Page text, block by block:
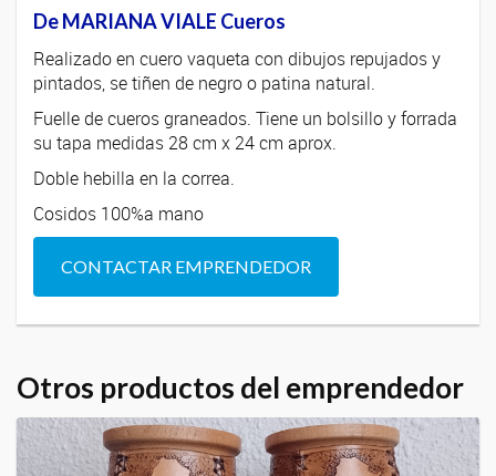
De MARIANA VIALE Cueros
Realizado en cuero vaqueta con dibujos repujados y
pintados, se tiñen de negro o patina natural.
Fuelle de cueros graneados. Tiene un bolsillo y forrada
su tapa medidas 28 cm x 24 cm aprox.
Doble hebilla en la correa.
Cosidos 100%a mano
CONTACTAR EMPRENDEDOR
Otros productos del emprendedor